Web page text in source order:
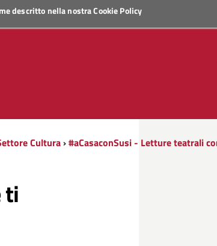
descritto nella nostraCookie Policy
Cultura›#aCasaconSusi - Letture teatrali
ti